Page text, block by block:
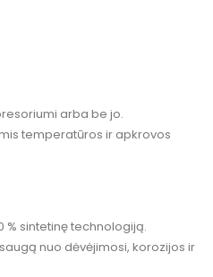
arba be jo.
temperatūros ir apkrovos
% sintetinę technologiją.
nuo dėvėjimosi, korozijos ir